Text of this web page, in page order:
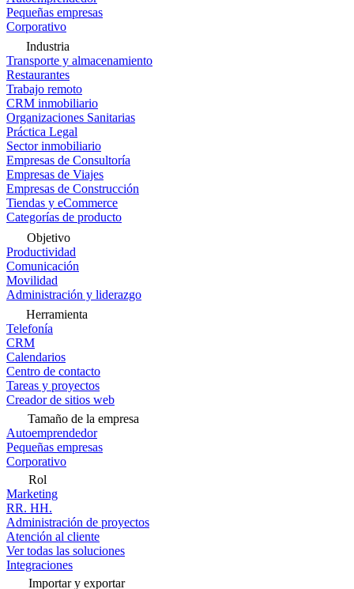
Pequeñas empresas
Corporativo
Industria
Transporte y almacenamiento
Restaurantes
Trabajo remoto
CRM inmobiliario
Organizaciones Sanitarias
Práctica Legal
Sector inmobiliario
Empresas de Consultoría
Empresas de Viajes
Empresas de Construcción
Tiendas y eCommerce
Categorías de producto
Objetivo
Productividad
Comunicación
Movilidad
Administración y liderazgo
Herramienta
Telefonía
CRM
Calendarios
Centro de contacto
Tareas y proyectos
Creador de sitios web
Tamaño de la empresa
Autoemprendedor
Pequeñas empresas
Corporativo
Rol
Marketing
RR. HH.
Administración de proyectos
Atención al cliente
Ver todas las soluciones
Integraciones
Importar y exportar